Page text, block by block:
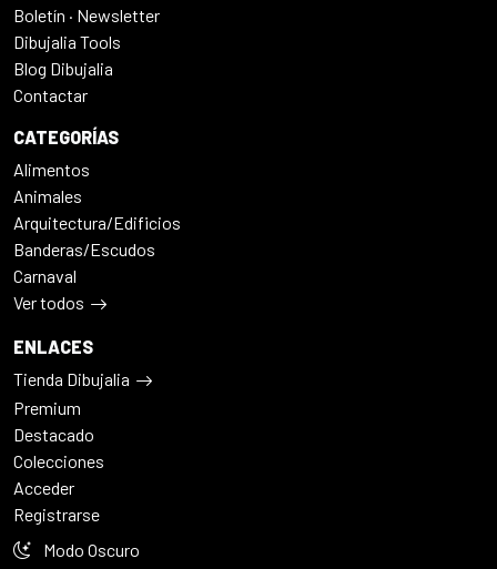
Boletín · Newsletter
Dibujalia Tools
Blog Dibujalia
Contactar
CATEGORÍAS
Alimentos
Animales
Arquitectura/Edificios
Banderas/Escudos
Carnaval
Ver todos
ENLACES
Tienda Dibujalia
Premium
Destacado
Colecciones
Acceder
Registrarse
Modo Oscuro